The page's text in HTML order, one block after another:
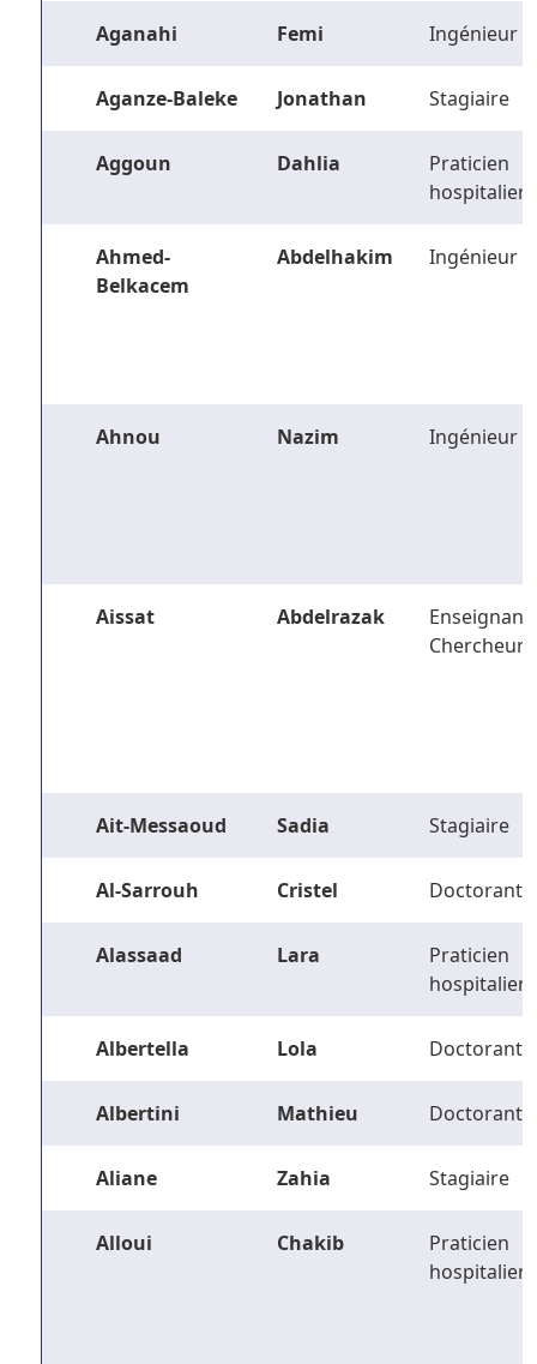
Aganahi Femi Ingénieur
Aganze-Baleke Jonathan Stagiaire
Aggoun Dahlia
Praticien
hospitalier
Ahmed-
Belkacem
Abdelhakim Ingénieur
Ahnou Nazim Ingénieur
Aissat Abdelrazak
Enseignant-
Chercheur
Ait-Messaoud Sadia Stagiaire
Al-Sarrouh Cristel Doctorant
Alassaad Lara
Praticien
hospitalier
Albertella Lola Doctorant
Albertini Mathieu Doctorant
Aliane Zahia Stagiaire
Alloui Chakib
Praticien
hospitalier